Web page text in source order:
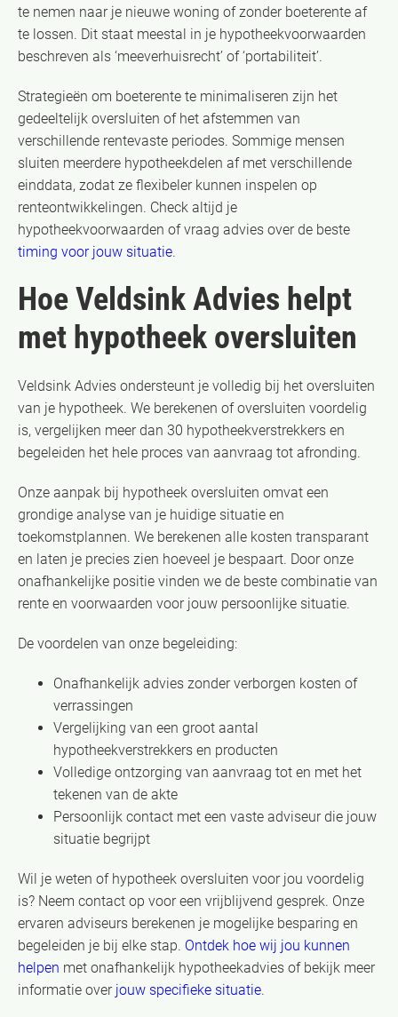
te nemen naar je nieuwe woning of zonder boeterente af
te lossen. Dit staat meestal in je hypotheekvoorwaarden
beschreven als ‘meeverhuisrecht’ of ‘portabiliteit’.
Strategieën om boeterente te minimaliseren zijn het
gedeeltelijk oversluiten of het afstemmen van
verschillende rentevaste periodes. Sommige mensen
sluiten meerdere hypotheekdelen af met verschillende
einddata, zodat ze flexibeler kunnen inspelen op
renteontwikkelingen. Check altijd je
hypotheekvoorwaarden of vraag advies over de beste
timing voor jouw situatie.
Hoe Veldsink Advies helpt
met hypotheek oversluiten
Veldsink Advies ondersteunt je volledig bij het oversluiten
van je hypotheek. We berekenen of oversluiten voordelig
is, vergelijken meer dan 30 hypotheekverstrekkers en
begeleiden het hele proces van aanvraag tot afronding.
Onze aanpak bij hypotheek oversluiten omvat een
grondige analyse van je huidige situatie en
toekomstplannen. We berekenen alle kosten transparant
en laten je precies zien hoeveel je bespaart. Door onze
onafhankelijke positie vinden we de beste combinatie van
rente en voorwaarden voor jouw persoonlijke situatie.
De voordelen van onze begeleiding:
Onafhankelijk advies zonder verborgen kosten of
verrassingen
Vergelijking van een groot aantal
hypotheekverstrekkers en producten
Volledige ontzorging van aanvraag tot en met het
tekenen van de akte
Persoonlijk contact met een vaste adviseur die jouw
situatie begrijpt
Wil je weten of hypotheek oversluiten voor jou voordelig
is? Neem contact op voor een vrijblijvend gesprek. Onze
ervaren adviseurs berekenen je mogelijke besparing en
begeleiden je bij elke stap. Ontdek hoe wij jou kunnen
helpen met onafhankelijk hypotheekadvies of bekijk meer
informatie over jouw specifieke situatie.